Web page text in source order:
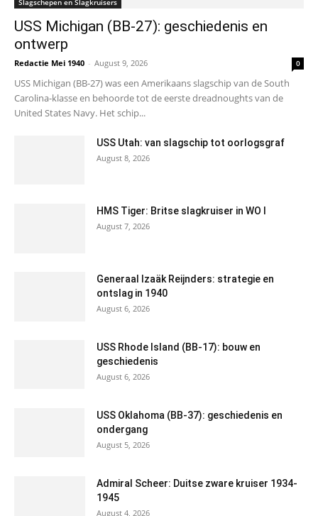
Slagschepen en Slagkruisers
USS Michigan (BB-27): geschiedenis en
ontwerp
Redactie Mei 1940 - August 9, 2026 0
USS Michigan (BB-27) was een Amerikaans slagschip van de South
Carolina-klasse en behoorde tot de eerste dreadnoughts van de
United States Navy. Het schip...
USS Utah: van slagschip tot oorlogsgraf
August 8, 2026
HMS Tiger: Britse slagkruiser in WO I
August 7, 2026
Generaal Izaäk Reijnders: strategie en
ontslag in 1940
August 6, 2026
USS Rhode Island (BB-17): bouw en
geschiedenis
August 6, 2026
USS Oklahoma (BB-37): geschiedenis en
ondergang
August 5, 2026
Admiral Scheer: Duitse zware kruiser 1934-
1945
August 4, 2026